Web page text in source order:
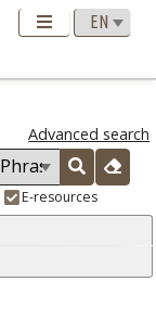
Advanced search
E-resources